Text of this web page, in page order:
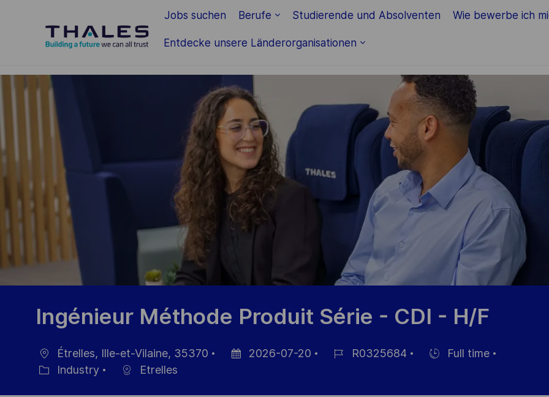
Jobs suchen Berufe Studierende und Absolventen Wie bewerbe ich
Entdecke unsere Länderorganisationen
-
Ingénieur Méthode Produit Série - CDI - H/F
Ort
Étrelles, Ille-et-Vilaine, 35370
2026-07-20
R0325684
Full time
Industry Etrelles